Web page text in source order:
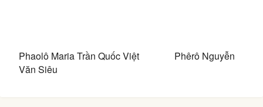
Phaolô Maria Trần Quốc Việt Phêrô Nguyễn
Văn Siêu